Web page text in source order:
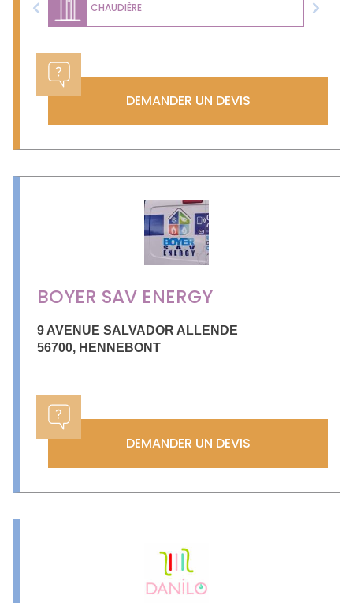
CHAUDIÈRE
Previous Next
DEMANDER UN DEVIS
BOYER SAV ENERGY
9 AVENUE SALVADOR ALLENDE
56700, HENNEBONT
DEMANDER UN DEVIS